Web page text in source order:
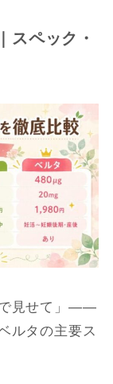
スペック・
で見せて」――
ルタの主要ス